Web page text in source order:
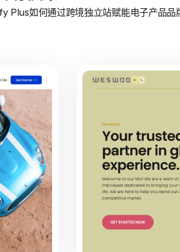
Plus如何通过跨境独立站赋能电子产品